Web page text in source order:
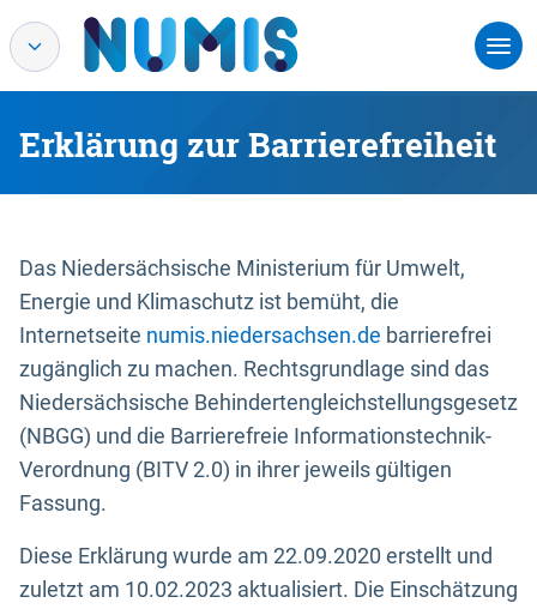
Erklärung zur Barrierefreiheit
Das Niedersächsische Ministerium für Umwelt,
Energie und Klimaschutz ist bemüht, die
Internetseite numis.niedersachsen.de barrierefrei
zugänglich zu machen. Rechtsgrundlage sind das
Niedersächsische Behindertengleichstellungsgesetz
(NBGG) und die Barrierefreie Informationstechnik-
Verordnung (BITV 2.0) in ihrer jeweils gültigen
Fassung.
Diese Erklärung wurde am 22.09.2020 erstellt und
zuletzt am 10.02.2023 aktualisiert. Die Einschätzung